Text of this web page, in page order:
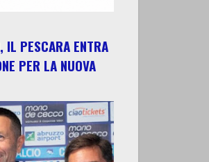
IL PESCARA ENTRA
PER LA NUOVA